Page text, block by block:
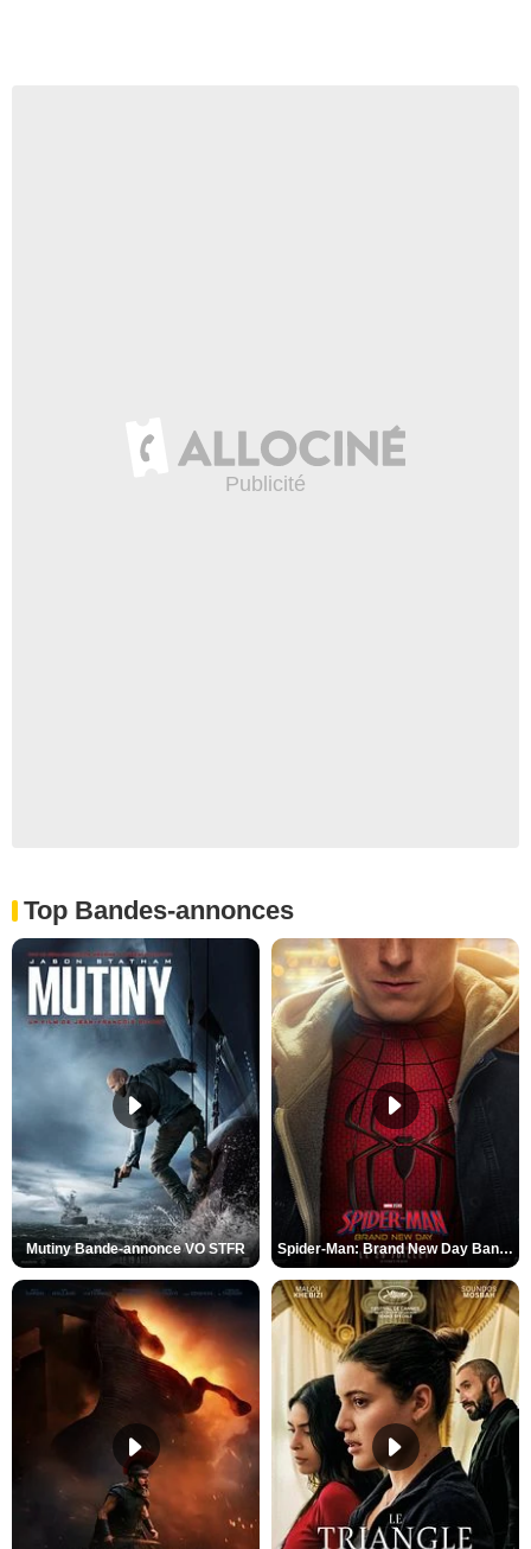
Top Bandes-annonces
Mutiny Bande-annonce VO STFR Spider-Man: Brand New Day Bande-annonce VO STFR